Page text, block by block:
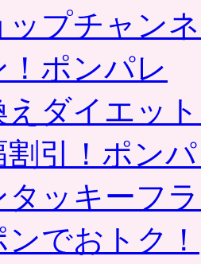
ップチャン
！ポンパレ
えダイエッ
割引！ポン
タッキーフ
でおトク！